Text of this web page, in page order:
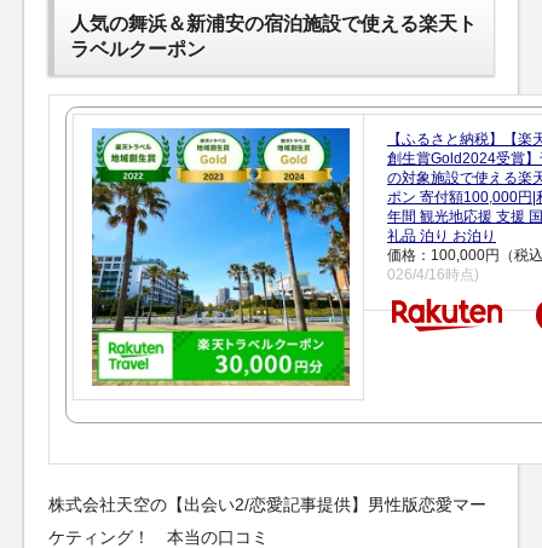
人気の舞浜＆新浦安の宿泊施設で使える楽天ト
ラベルクーポン
【ふるさと納税】【楽
創生賞Gold2024受賞
の対象施設で使える楽
ポン 寄付額100,000円|
年間 観光地応援 支援
礼品 泊り お泊り
価格：100,000円（税
026/4/16時点)
株式会社天空の【出会い2/恋愛記事提供】男性版恋愛マー
ケティング！ 本当の口コミ